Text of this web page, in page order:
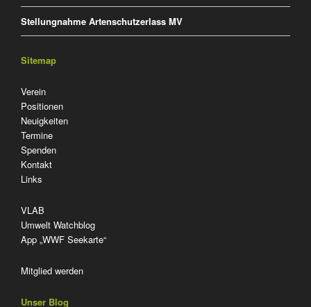
Stellungnahme Artenschutzerlass MV
Sitemap
Navigation
überspringen
Verein
Positionen
Neuigkeiten
Termine
Spenden
Kontakt
Links
VLAB
Umwelt Watchblog
App „WWF Seekarte“
Mitglied werden
Unser Blog